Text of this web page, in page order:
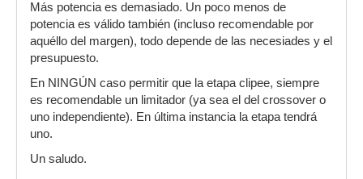
Más potencia es demasiado. Un poco menos de
potencia es válido también (incluso recomendable por
aquéllo del margen), todo depende de las necesiades y el
presupuesto.
En NINGÚN caso permitir que la etapa clipee, siempre
es recomendable un limitador (ya sea el del crossover o
uno independiente). En última instancia la etapa tendrá
uno.
Un saludo.